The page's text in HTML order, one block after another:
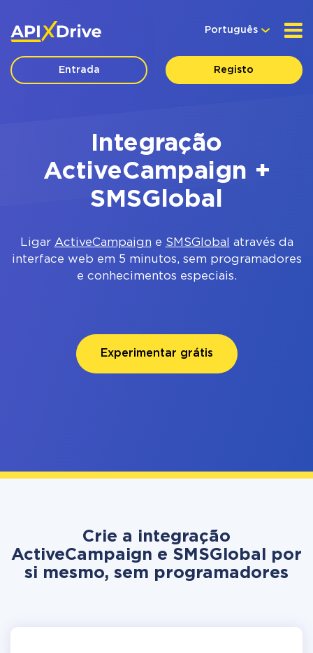
Português
Entrada Registo
Integração
ActiveCampaign +
SMSGlobal
Ligar ActiveCampaign e SMSGlobal
através da
interface web em 5 minutos, sem programadores
e conhecimentos especiais.
Experimentar grátis
Crie a integração
ActiveCampaign e SMSGlobal por
si mesmo, sem programadores